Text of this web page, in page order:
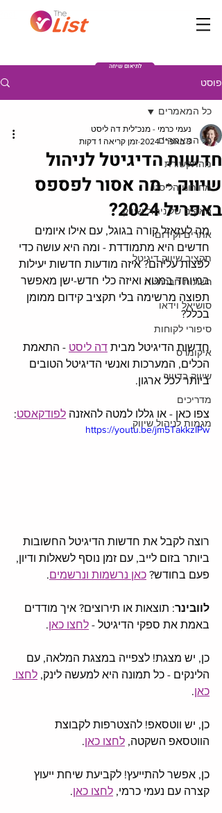
לתיאום שיחה
פוסט
כל המאמרים
מהתקשורת
מחירוני הליסט
האקים של ניהול שיווק
אתרים וקידום
תקציב שיווק דיגיטל
רשתות חברתיות
סושיאל וידאו
סיפורי לקוחות
איקומרס
שיווק בדיוור
מדריכים
מגמות לניהול שיווק
כל המאמרים
חדשות הדיגיטל לניהול
שיווק - מה אסור לפספס
באפריל 2024?
נעמי כרמי - מנכ"לית דה ליסט
3 באפר׳ 2024
זמן קריאה 1 דקות
מה לעזאזל קורה בגוגל, עם אילו איומים
חדשים היא מתמודדת - ומה היא עושה כדי
לפצות עליהם? איזה מודעות חדשות יעילות
במיוחד במטא ואיזה כלי חדש-ישן מאפשר
תפוצה מרשימה בלי תקציב קידום ממומן
בכלל?
חדשות הדיגיטל מבית דה ליסט - התאמת
הכלים, המערכות ואנשי הדיגיטל הטובים
ביותר לכל ארגון.
צפו כאן - או גללו למטה להאזנה לפודקאסט:
https://youtu.be/jm5TakkzIPw
רוצה לקבל את חדשות הדיגיטל החשובות
ביותר בזום לייב, עם זמן נוסף לשאלות ודיון,
פעם בחודש? כאן נרשמות ונרשמים.
לוובינר: תוצאות או תירוצים? איך מודדים
באמת את ספקי הדיגיטל - לחצו כאן.
כן, יש מצגת! לצפייה במצגת המלאה, עם
הלינקים - כל תמונה היא למעשה לינק, לחצו
כאן.
כן, יש ווטסאפ! להצטרפות לקבוצת
הווטסאפ השקטה, לחצו כאן.
כן, אפשר להתייעץ! לקביעת שיחת ייעוץ
קצרה עם נעמי כרמי, לחצו כאן.